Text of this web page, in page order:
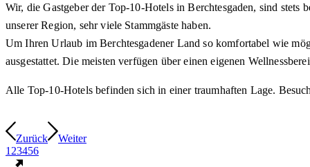
Wir, die Gastgeber der Top-10-Hotels in Berchtesgaden, sind
unserer Region, sehr viele Stammgäste haben.
Um Ihren Urlaub im Berchtesgadener Land so komfortabel wie
ausgestattet. Die meisten verfügen über einen eigenen
Alle Top-10-Hotels befinden sich in einer traumhaften Lage.
Zurück
Weiter
1 23456